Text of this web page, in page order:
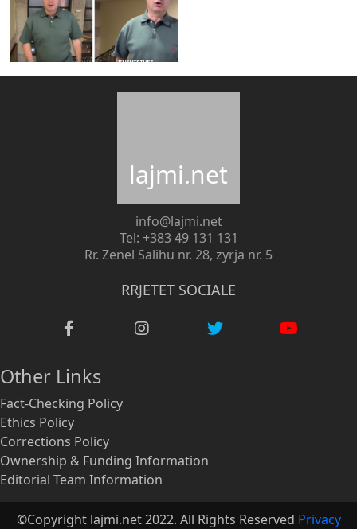
lajmi.net
info@lajmi.net
Tel: +383 49 131 131
Rr. Zenel Salihu nr. 28, zyrja nr. 5
RRJETET SOCIALE
Other Links
Fact-Checking Policy
Ethics Policy
Corrections Policy
Ownership & Funding Information
Editorial Team Information
©Copyright lajmi.net 2022. All Rights Reserved Privacy